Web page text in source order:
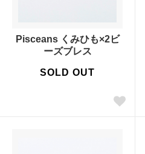
Pisceans くみひも×2ビ
ーズブレス
SOLD OUT